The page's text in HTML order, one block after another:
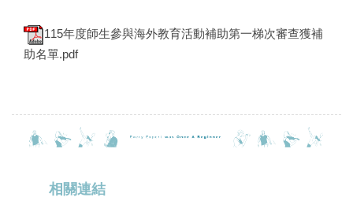
115年度師生參與海外教育活動補助第一梯次審查獲補
助名單.pdf
相關連結